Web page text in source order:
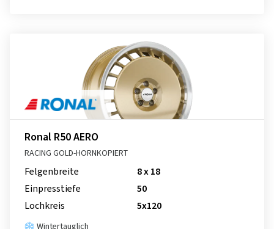
Ronal R50 AERO
RACING GOLD-HORNKOPIERT
Felgenbreite
8 x 18
Einpresstiefe
50
Lochkreis
5x120